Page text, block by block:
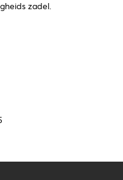
zadel.